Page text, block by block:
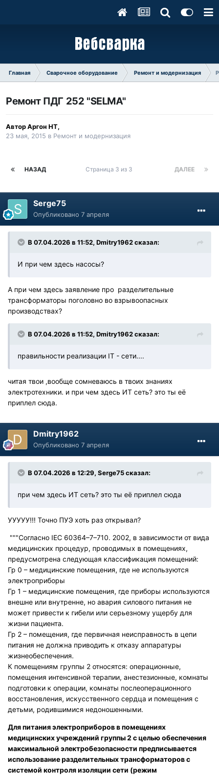
Главная Сварочное оборудование Ремонт и модернизация
Ремонт ПДГ 252 "SELMA"
АвторАргон НТ,
23 мая, 2015 в Ремонт и модернизация
НАЗАД ДАЛЕЕ
Страница 3 из 3
Serge75
Опубликовано 7 апреля
В 07.04.2026 в 11:52, Dmitry1962сказал:
И при чем здесь насосы?
А при чем здесь заявление про разделительные
трансформаторы поголовно во взрывоопасных
производствах?
В 07.04.2026 в 11:52, Dmitry1962сказал:
правильности реализации IT - сети....
читая твои ,вообще сомневаюсь в твоих знаниях
электротехники. и при чем здесь ИТ сеть? это ты её
приплел сюда.
Dmitry1962
Опубликовано 7 апреля
В 07.04.2026 в 12:29, Serge75сказал:
при чем здесь ИТ сеть? это ты её приплел сюда
УУУУУ!!! Точно ПУЭ хоть раз открывал?
"""Согласно IEC 60364–7–710. 2002, в зависимости от вида
медицинских процедур, проводимых в помещениях,
предусмотрена следующая классификация помещений:
Гр 0 – медицинские помещения, где не используются
электроприборы
Гр 1 – медицинские помещения, где приборы используются
внешне или внутренне, но авария силового питания не
может привести к гибели или серьезному ущербу для
жизни пациента.
Гр 2 – помещения, где первичная неисправность в цепи
питания не должна приводить к отказу аппаратуры
жизнеобеспечения.
К помещениям группы 2 относятся: операционные,
помещения интенсивной терапии, анестезионные, комнаты
подготовки к операции, комнаты послеоперационного
восстановления, искусственного сердца и помещения с
детьми, родившимися недоношенными.
Для питания электроприборов в помещениях
медицинских учреждений группы 2 с целью обеспечения
максимальной электробезопасности предписывается
использование разделительных трансформаторов с
системой контроля изоляции сети (режим